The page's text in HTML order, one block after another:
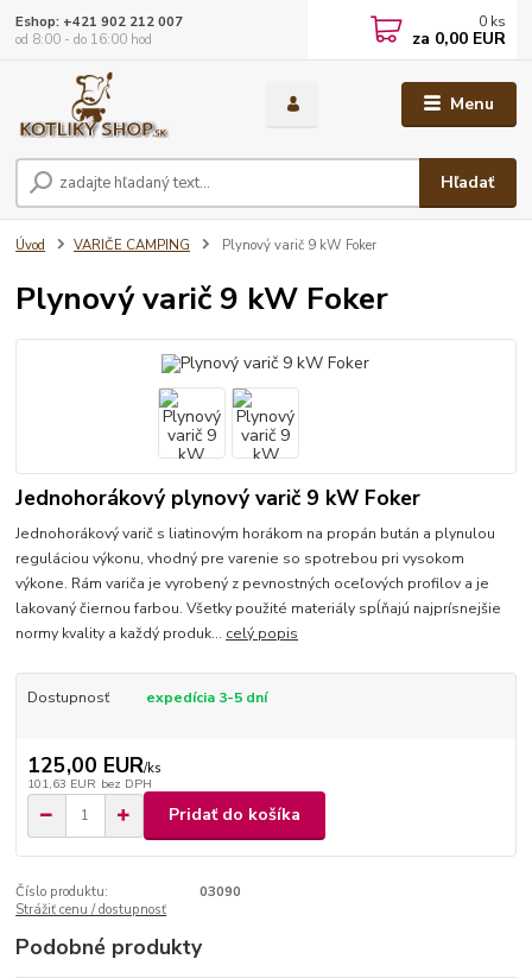
Menu
Hľadať
Eshop: +421 902 212 007
od 8:00 - do 16:00 hod
0 ks
za 0,00 EUR
Úvod VARIČE CAMPING Plynový varič 9 kW Foker
Plynový varič 9 kW Foker
Jednohorákový plynový varič 9 kW Foker
Jednohorákový varič s liatinovým horákom na propán bután a plynulou
reguláciou výkonu, vhodný pre varenie so spotrebou pri vysokom
výkone. Rám variča je vyrobený z pevnostných oceľových profilov a je
lakovaný čiernou farbou. Všetky použité materiály spĺňajú najprísnejšie
normy kvality a každý produk... celý popis
Dostupnosť expedícia 3-5 dní
125,00 EUR/ks
101,63 EUR bez DPH
Pridať do košíka
Číslo produktu:
03090
Strážiť cenu / dostupnosť
Podobné produkty